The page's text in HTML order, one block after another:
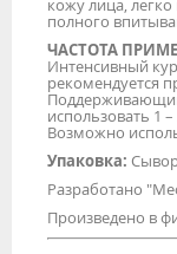
кожу лица,
полного
ЧАСТОТА
Интенсивный
рекомендуется
использовать 1
Возможно
Упаковка:
Разработано
Произведено в